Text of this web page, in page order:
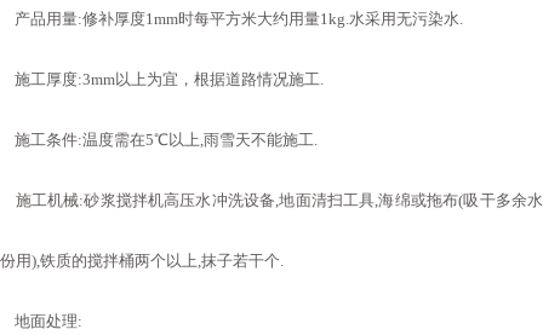
产品用量:修补厚度1mm时每平方米大约用量1kg.水采用无污染水.
施工厚度:3mm以上为宜 ， 根据道路情况施工.
施工条件:温度需在5℃以上,雨雪天不能施工.
施工机械:砂浆搅拌机高压水冲洗设备,地面清扫工具,海绵或拖布(吸干多余水
份用),铁质的搅拌桶两个以上,抹子若干个.
地面处理: